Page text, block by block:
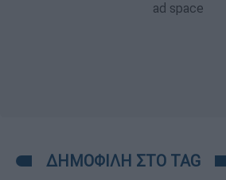
ΔΗΜΟΦΙΛΗ ΣΤΟ TAG